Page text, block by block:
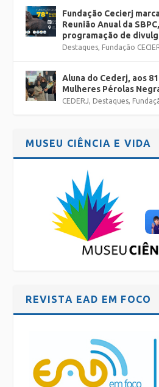
Fundação Cecierj
Reunião Anual da
programação de
Destaques, Fundação
Aluna do Cederj, aos
Mulheres Pérolas
CEDERJ, Destaques,
MUSEU CIÊNCIA E VIDA
REVISTA EAD EM FOCO